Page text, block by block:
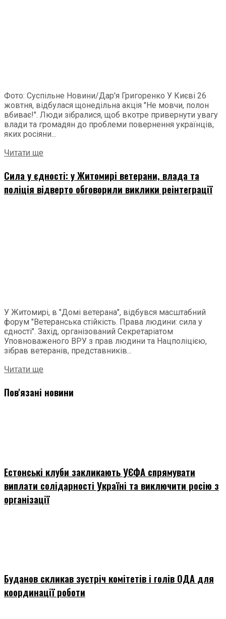
Фото: Суспільне Новини/Дар'я Григоренко У Києві 26
жовтня, відбулася щонедільна акція "Не мовчи, полон
вбиває!". Люди зібралися, щоб вкотре привернути увагу
влади та громадян до проблеми повернення українців,
яких росіяни...
Читати ще
Сила у єдності: у Житомирі ветерани, влада та
поліція відверто обговорили виклики реінтеграції
У Житомирі, в "Домі ветерана", відбувся масштабний
форум "Ветеранська стійкість. Права людини: сила у
єдності". Захід, організований Секретаріатом
Уповноваженого ВРУ з прав людини та Нацполіцією,
зібрав ветеранів, представників...
Читати ще
Пов'язані новини
Естонські клуби закликають УЄФА спрямувати
виплати солідарності Україні та виключити росію з
організації
Буданов скликав зустріч комітетів і голів ОДА для
координації роботи